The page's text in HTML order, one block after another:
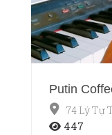
Putin
74 Lý Tự
447